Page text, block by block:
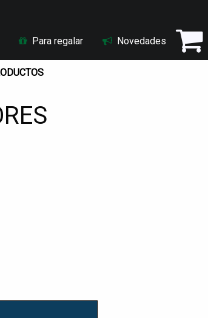
Para regalar Novedades